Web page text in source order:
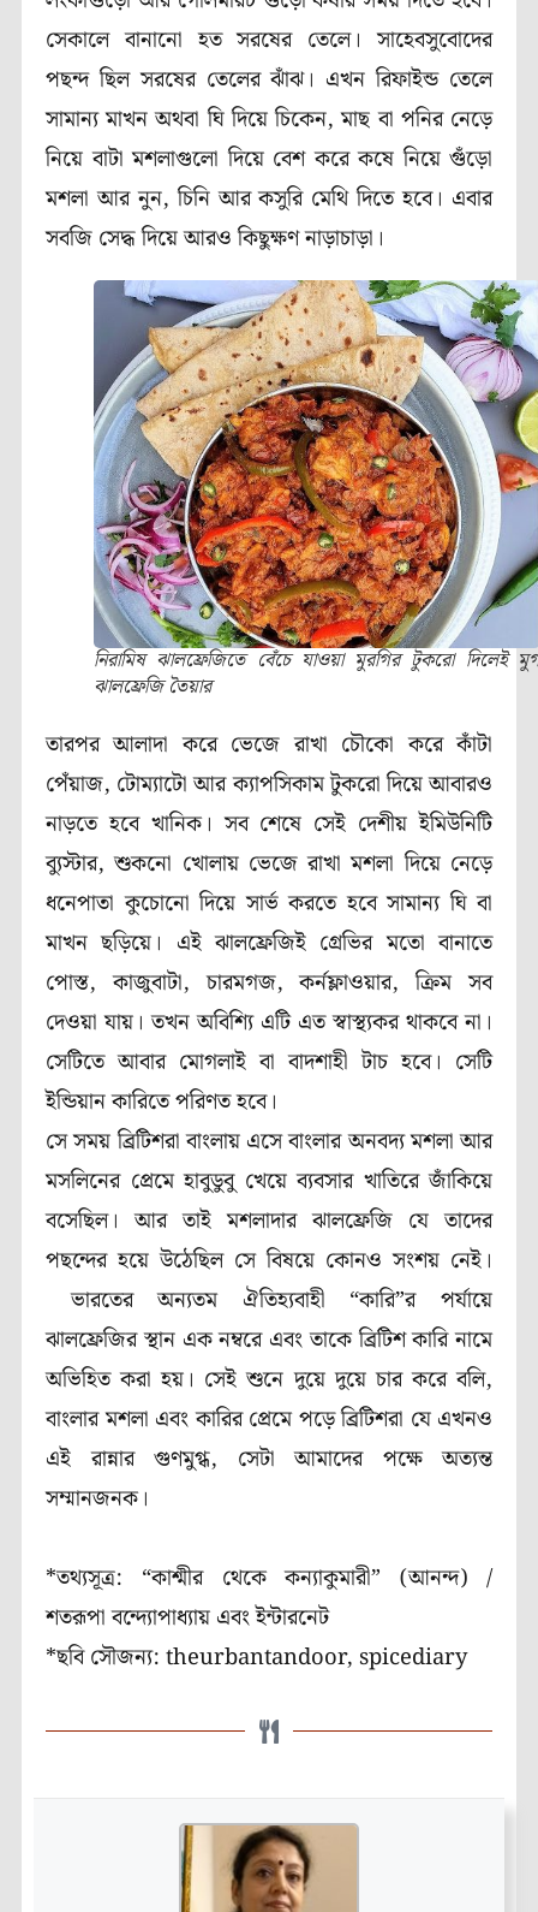
সেকালে বানানো হত সরষের তেলে। সাহেবসুবোদের
পছন্দ ছিল সরষের তেলের ঝাঁঝ। এখন রিফাইন্ড তেলে
সামান্য মাখন অথবা ঘি দিয়ে চিকেন, মাছ বা পনির নেড়ে
নিয়ে বাটা মশলাগুলো দিয়ে বেশ করে কষে নিয়ে গুঁড়ো
মশলা আর নুন, চিনি আর কসুরি মেথি দিতে হবে। এবার
সবজি সেদ্ধ দিয়ে আরও কিছুক্ষণ নাড়াচাড়া।
নিরামিষ ঝালফ্রেজিতে বেঁচে যাওয়া মুরগির টুকরো দিলেই
ঝালফ্রেজি তৈয়ার
তারপর আলাদা করে ভেজে রাখা চৌকো করে কাঁটা
পেঁয়াজ, টোম্যাটো আর ক্যাপসিকাম টুকরো দিয়ে আবারও
নাড়তে হবে খানিক। সব শেষে সেই দেশীয় ইমিউনিটি
ব্যুস্টার, শুকনো খোলায় ভেজে রাখা মশলা দিয়ে নেড়ে
ধনেপাতা কুচোনো দিয়ে সার্ভ করতে হবে সামান্য ঘি বা
মাখন ছড়িয়ে। এই ঝালফ্রেজিই গ্রেভির মতো বানাতে
পোস্ত, কাজুবাটা, চারমগজ, কর্নফ্লাওয়ার, ক্রিম সব
দেওয়া যায়। তখন অবিশ্যি এটি এত স্বাস্থ্যকর থাকবে না।
সেটিতে আবার মোগলাই বা বাদশাহী টাচ হবে। সেটি
ইন্ডিয়ান কারিতে পরিণত হবে।
সে সময় ব্রিটিশরা বাংলায় এসে বাংলার অনবদ্য মশলা আর
মসলিনের প্রেমে হাবুডুবু খেয়ে ব্যবসার খাতিরে জাঁকিয়ে
বসেছিল। আর তাই মশলাদার ঝালফ্রেজি যে তাদের
পছন্দের হয়ে উঠেছিল সে বিষয়ে কোনও সংশয় নেই।
ভারতের অন্যতম ঐতিহ্যবাহী “কারি”র পর্যায়ে
ঝালফ্রেজির স্থান এক নম্বরে এবং তাকে ব্রিটিশ কারি নামে
অভিহিত করা হয়। সেই শুনে দুয়ে দুয়ে চার করে বলি,
বাংলার মশলা এবং কারির প্রেমে পড়ে ব্রিটিশরা যে এখনও
এই রান্নার গুণমুগ্ধ, সেটা আমাদের পক্ষে অত্যন্ত
সম্মানজনক।
*তথ্যসূত্র: “কাশ্মীর থেকে কন্যাকুমারী” (আনন্দ) /
শতরূপা বন্দ্যোপাধ্যায় এবং ইন্টারনেট
*ছবি সৌজন্য: theurbantandoor, spicediary